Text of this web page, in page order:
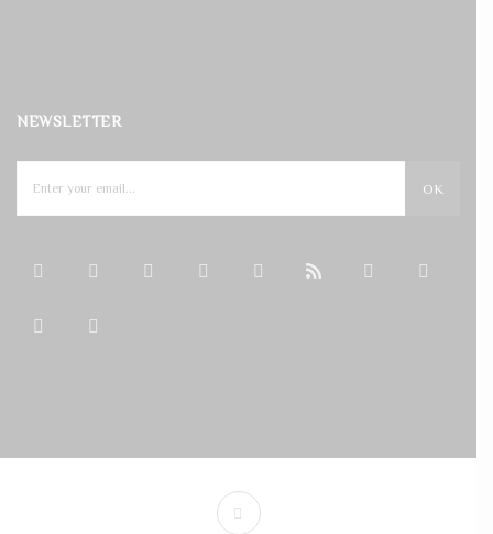
NEWSLETTER
OK